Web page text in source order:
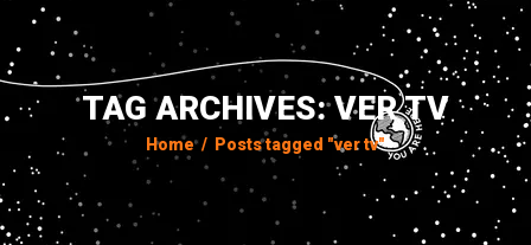
TAG ARCHIVES: VER TV
Home / Posts tagged "ver tv"